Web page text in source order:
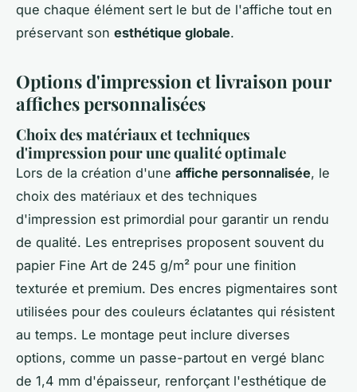
que chaque élément sert le but de l'affiche tout en
préservant son esthétique globale.
Options d'impression et livraison pour
affiches personnalisées
Choix des matériaux et techniques
d'impression pour une qualité optimale
Lors de la création d'une affiche personnalisée, le
choix des matériaux et des techniques
d'impression est primordial pour garantir un rendu
de qualité. Les entreprises proposent souvent du
papier Fine Art de 245 g/m² pour une finition
texturée et premium. Des encres pigmentaires sont
utilisées pour des couleurs éclatantes qui résistent
au temps. Le montage peut inclure diverses
options, comme un passe-partout en vergé blanc
de 1,4 mm d'épaisseur, renforçant l'esthétique de